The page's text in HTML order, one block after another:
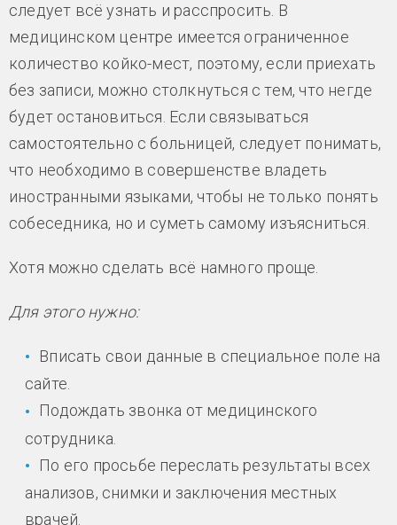
следует всё узнать и расспросить. В
медицинском центре имеется ограниченное
количество койко-мест, поэтому, если приехать
без записи, можно столкнуться с тем, что негде
будет остановиться. Если связываться
самостоятельно с больницей, следует понимать,
что необходимо в совершенстве владеть
иностранными языками, чтобы не только понять
собеседника, но и суметь самому изъясниться.
Хотя можно сделать всё намного проще.
Для этого нужно:
Вписать свои данные в специальное поле на
сайте.
Подождать звонка от медицинского
сотрудника.
По его просьбе переслать результаты всех
анализов, снимки и заключения местных
врачей.